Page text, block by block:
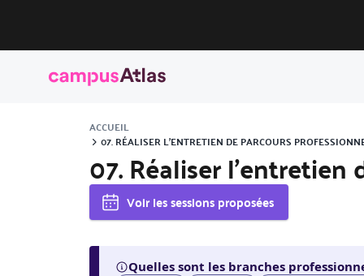
ACCUEIL
07. RÉALISER L’ENTRETIEN DE PARCOURS
07. Réaliser
Voir les sessions proposées
Quelles sont les branches